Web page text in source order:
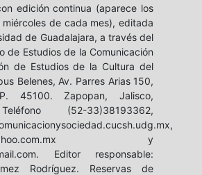
edición continua (aparece los
miércoles de cada mes), editada
de Guadalajara, a través del
de Estudios de la Comunicación
de Estudios de la Cultura del
Belenes, Av. Parres Arias 150,
45100. Zapopan, Jalisco,
(52-33)38193362,
y
Editor responsable:
Rodríguez. Reservas de